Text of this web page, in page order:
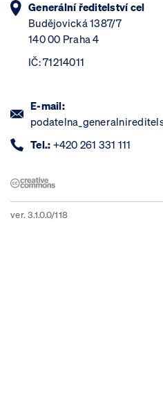
Generální ředitelství cel
Budějovická 1387/7
140 00 Praha 4
IČ: 71214011
E-mail:
Tel.: +420 261 331 111
ver. 3.1.0.0/118